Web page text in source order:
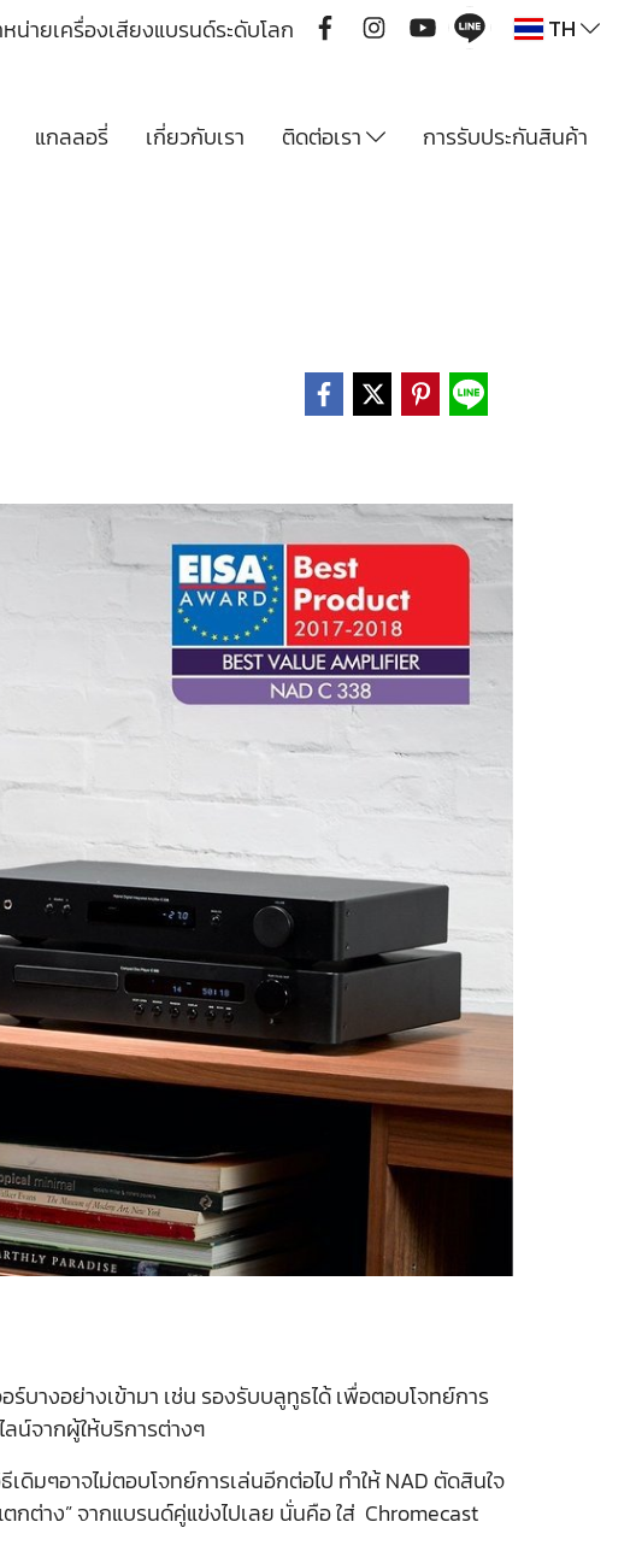
น่ายเครื่องเสียงแบรนด์ระดับโลก TH
แกลลอรี่ เกี่ยวกับเรา ติดต่อเรา การรับประกันสินค้า
างอย่างเข้ามา เช่น รองรับบลูทูธได้ เพื่อตอบโจทย์การ
น์จากผู้ให้บริการต่างๆ
ๆอาจไม่ตอบโจทย์การเล่นอีกต่อไป ทำให้ NAD ตัดสินใจ
กต่าง” จากแบรนด์คู่แข่งไปเลย นั่นคือ ใส่ Chromecast